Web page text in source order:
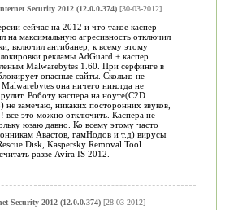
Security 2012 (12.0.0.374)[30-03-2012]
сейчас на 2012 и что такое каспер
на максимальную агресивность отключил
включил антибанер, к всему этому
рекламы AdGuard + каспер
Malwarebytes 1.60. При серфинге в
опасные сайты. Сколько не
она ничего никогда не
Роботу каспера на ноуте(C2D
замечаю, никаких посторонних звуков,
это можно отключить. Каспера не
юзаю давно. Ко всему этому часто
Авастов, гамНодов и т.д) вирусы
Disk, Kaspersky Removal Tool.
разве Avira IS 2012.
Security 2012 (12.0.0.374)[28-03-2012]